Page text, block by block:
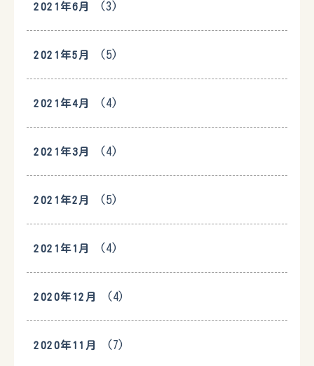
2021年6月 (3)
2021年5月 (5)
2021年4月 (4)
2021年3月 (4)
2021年2月 (5)
2021年1月 (4)
2020年12月 (4)
2020年11月 (7)